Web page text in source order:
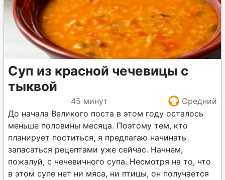
Суп из красной чечевицы с
тыквой
45 минут
Средний
До начала Великого поста в этом году осталось
меньше половины месяца. Поэтому тем, кто
планирует поститься, я предлагаю начинать
запасаться рецептами уже сейчас. Начнем,
пожалуй, с чечевичного супа. Несмотря на то, что
в этом супе нет ни мяса, ни птицы, он получается